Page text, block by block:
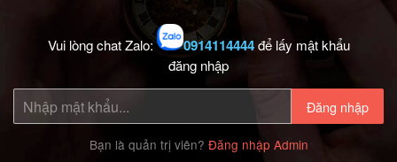
Vui lòng chat Zalo: 0914114444để lấy mật khẩu
đăng nhập
Đăng nhập
Bạn là quản trị viên? Đăng nhập Admin